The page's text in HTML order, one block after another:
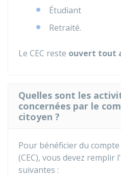
Étudiant
Retraité.
Le CEC reste ouvert tout
Quelles sont les
concernées par le
citoyen ?
Pour bénéficier du
(CEC), vous devez remplir
suivantes :